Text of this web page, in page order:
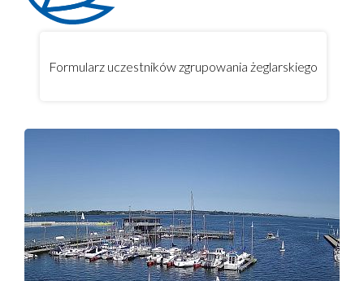
Formularz uczestników zgrupowania żeglarskiego